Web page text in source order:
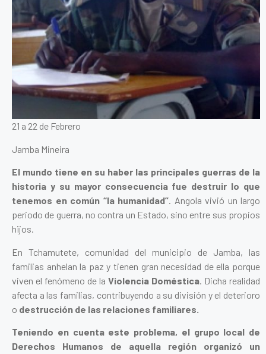
21 a 22 de Febrero
Jamba Mineira
El mundo tiene en su haber las principales guerras de la
historia y su mayor consecuencia fue destruir lo que
tenemos en común “la humanidad”. Angola vivió un largo
periodo de guerra, no contra un Estado, sino entre sus propios
hijos.
En Tchamutete, comunidad del municipio de Jamba, las
familias anhelan la paz y tienen gran necesidad de ella porque
viven el fenómeno de la Violencia Doméstica . Dicha realidad
afecta a las familias, contribuyendo a su división y el deterioro
o destrucción de las relaciones familiares.
Teniendo en cuenta este problema, el grupo local de
Derechos Humanos de aquella región organizó un